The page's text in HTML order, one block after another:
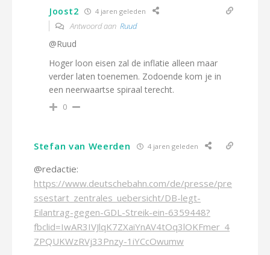
Joost2 4 jaren geleden
Antwoord aan Ruud
@Ruud
Hoger loon eisen zal de inflatie alleen maar
verder laten toenemen. Zodoende kom je in
een neerwaartse spiraal terecht.
0
Stefan van Weerden 4 jaren geleden
@redactie:
https://www.deutschebahn.com/de/presse/pre
ssestart_zentrales_uebersicht/DB-legt-
Eilantrag-gegen-GDL-Streik-ein-6359448?
fbclid=IwAR3IVJlqK7ZXaiYnAV4tOq3lOKFmer_4
ZPQUKWzRVj33Pnzy-1iYCcOwumw